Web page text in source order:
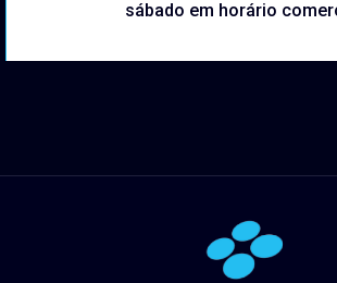
Atendimento de